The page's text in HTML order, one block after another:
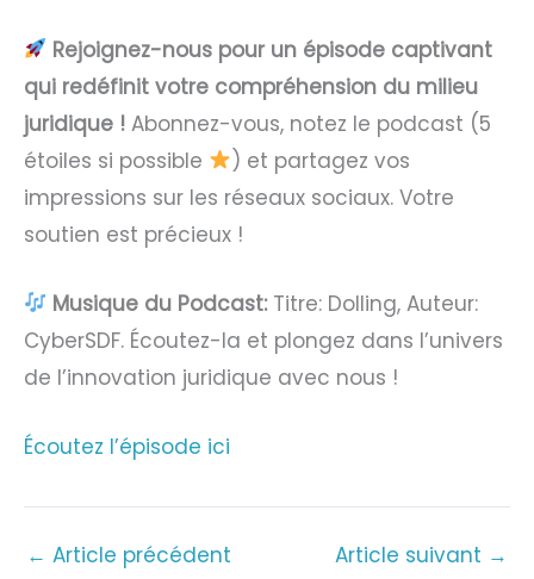
Rejoignez-nous pour un épisode captivant
qui redéfinit votre compréhension du milieu
juridique ! Abonnez-vous, notez le podcast (5
étoiles si possible
) et partagez vos
impressions sur les réseaux sociaux. Votre
soutien est précieux !
Musique du Podcast:Titre: Dolling, Auteur:
CyberSDF. Écoutez-la et plongez dans l’univers
de l’innovation juridique avec nous !
Écoutez l’épisode ici
← Article précédent Article suivant →